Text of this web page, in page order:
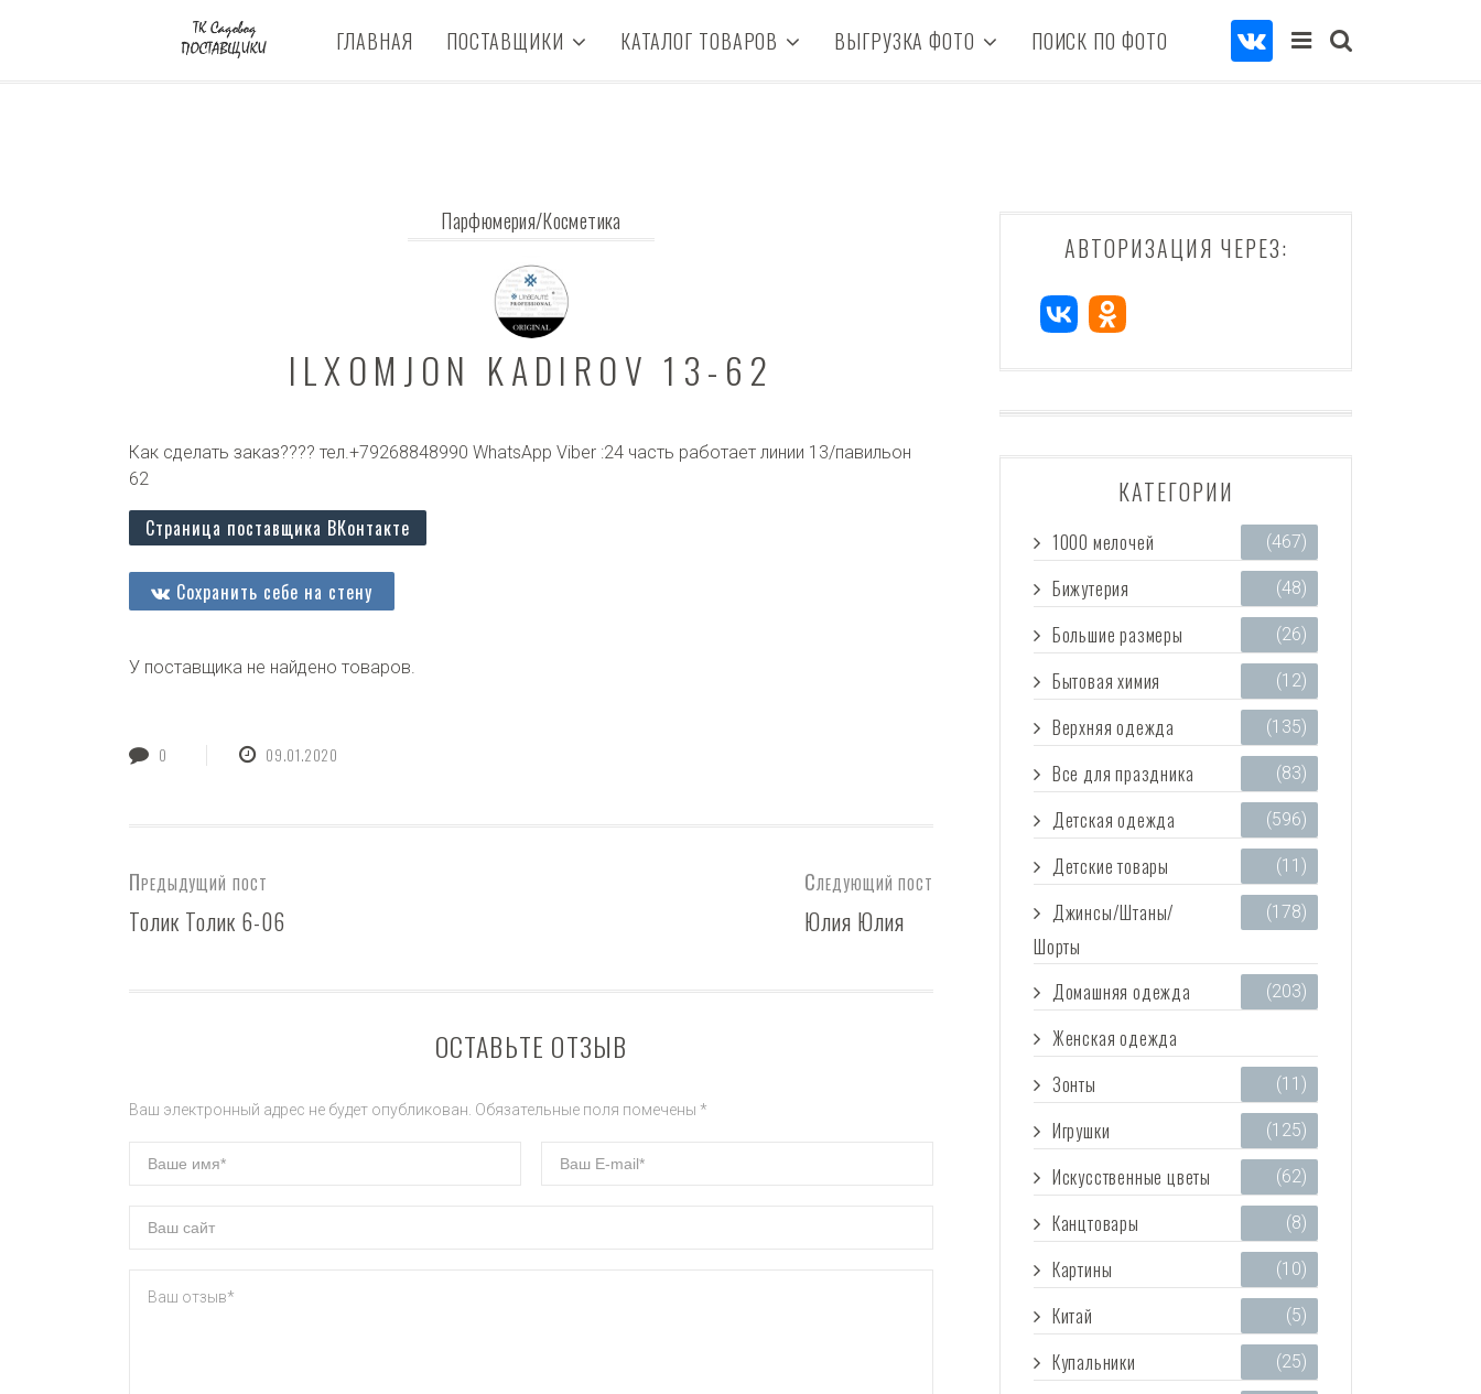
ГЛАВНАЯ ПОСТАВЩИКИ КАТАЛОГ ТОВАРОВ ВЫГРУЗКА ФОТО ПОИСК ПО ФОТО
Парфюмерия/Косметика
ILXOMJON KADIROV 13-62
Как сделать заказ???? тел.+79268848990 WhatsApp Viber :24 часть работает линии 13/павильон
62
Страница поставщика ВКонтакте
Сохранить себе на стену
У поставщика не найдено товаров.
0 09.01.2020
Предыдущий пост
Толик Толик 6-06
Следующий пост
Юлия Юлия
ОСТАВЬТЕ ОТЗЫВ
Ваш электронный адрес не будет опубликован. Обязательные поля помечены *
АВТОРИЗАЦИЯ ЧЕРЕЗ:
КАТЕГОРИИ
1000 мелочей (467)
Бижутерия (48)
Большие размеры (26)
Бытовая химия (12)
Верхняя одежда (135)
Все для праздника (83)
Детская одежда (596)
Детские товары (11)
Джинсы/Штаны/
Шорты
(178)
Домашняя одежда (203)
Женская одежда
Зонты (11)
Игрушки (125)
Искусственные цветы (62)
Канцтовары (8)
Картины (10)
Китай (5)
Купальники (25)